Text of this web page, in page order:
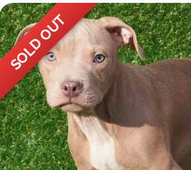
SOLD OUT